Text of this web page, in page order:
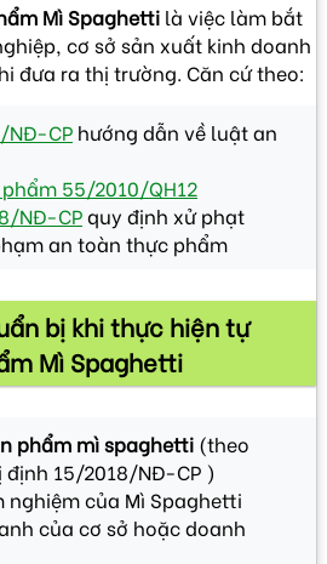
Mì Spaghetti là việc làm bắt
cơ sở sản xuất kinh doanh
đưa ra thị trường. Căn cứ theo:
NĐ-CP hướng dẫn về luật an
55/2010/QH12
NĐ-CPquy định xử phạt
an toàn thực phẩm
bị khi thực hiện tự
Mì Spaghetti
phẩm mì spaghetti (theo
định 15/2018/NĐ-CP )
nghiệm của Mì Spaghetti
của cơ sở hoặc doanh